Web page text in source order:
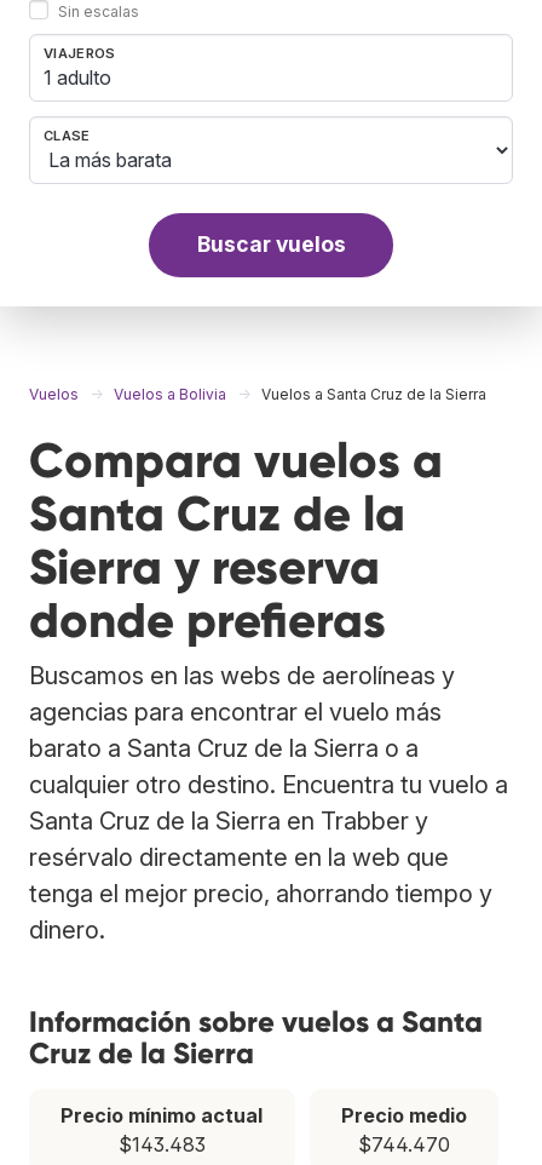
Sin escalas
VIAJEROS
1 adulto
CLASE
Buscar vuelos
Vuelos Vuelos a Bolivia Vuelos a Santa Cruz de la Sierra
Compara vuelos a
Santa Cruz de la
Sierra y reserva
donde prefieras
Buscamos en las webs de aerolíneas y
agencias para encontrar el vuelo más
barato a Santa Cruz de la Sierra o a
cualquier otro destino. Encuentra tu vuelo a
Santa Cruz de la Sierra en Trabber y
resérvalo directamente en la web que
tenga el mejor precio, ahorrando tiempo y
dinero.
Información sobre vuelos a Santa
Cruz de la Sierra
Precio mínimo actual
$143.483
Precio medio
$744.470